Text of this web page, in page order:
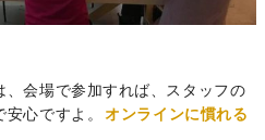
、会場で参加すれば、スタッフの
心ですよ。
オンラインに慣れる